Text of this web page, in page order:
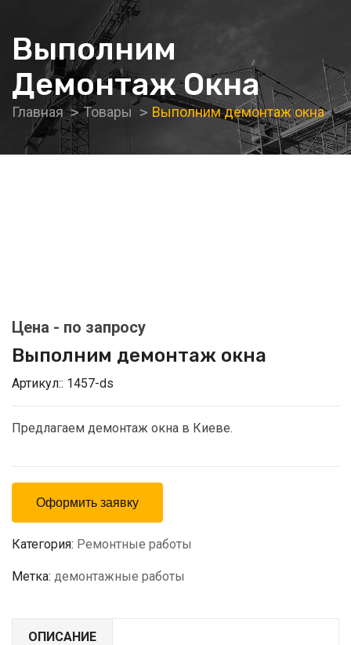
Выполним
Демонтаж Окна
Главная Товары Выполним демонтаж окна
Выполним демонтаж окна
Артикул:: 1457-ds
Предлагаем демонтаж окна в Киеве.
Оформить заявку
Категория: Ремонтные работы
Метка: демонтажные работы
ОПИСАНИЕ